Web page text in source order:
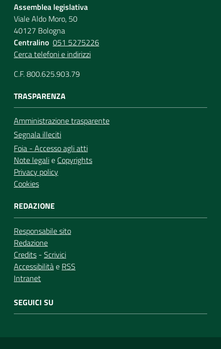
Assemblea legislativa
Viale Aldo Moro, 50
40127 Bologna
Centralino 051 5275226
Cerca telefoni e indirizzi
C.F. 800.625.903.79
TRASPARENZA
Amministrazione trasparente
Segnala illeciti
Foia - Accesso agli atti
Note legalie Copyrights
Privacy policy
Cookies
REDAZIONE
Responsabile sito
Redazione
Credits - Scrivici
Accessibilitàe RSS
Intranet
SEGUICI SU